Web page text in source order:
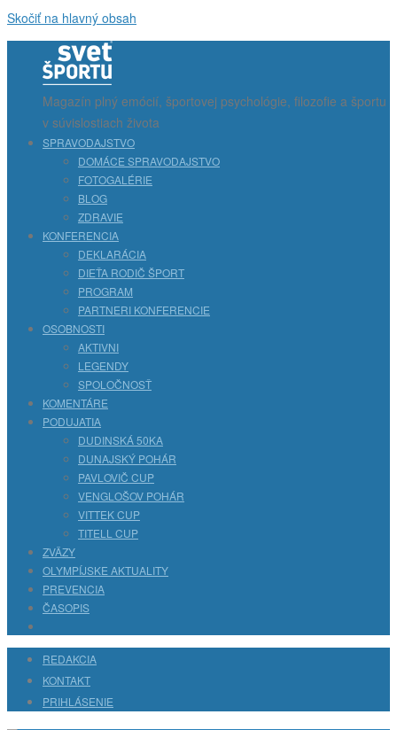
Skočiť na hlavný obsah
Magazín plný emócií, športovej psychológie, filozofie a športu
v súvislostiach života
SPRAVODAJSTVO
DOMÁCE SPRAVODAJSTVO
FOTOGALÉRIE
BLOG
ZDRAVIE
KONFERENCIA
DEKLARÁCIA
DIEŤA RODIČ ŠPORT
PROGRAM
PARTNERI KONFERENCIE
OSOBNOSTI
AKTIVNI
LEGENDY
SPOLOČNOSŤ
KOMENTÁRE
PODUJATIA
DUDINSKÁ 50KA
DUNAJSKÝ POHÁR
PAVLOVIČ CUP
VENGLOŠOV POHÁR
VITTEK CUP
TITELL CUP
ZVÄZY
OLYMPÍJSKE AKTUALITY
PREVENCIA
ČASOPIS
REDAKCIA
KONTAKT
PRIHLÁSENIE